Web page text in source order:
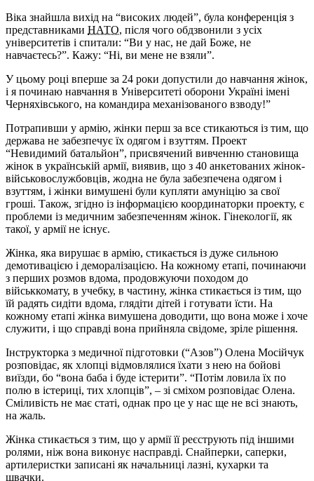
Віка знайшла вихід на “високих людей”, була конференція з
представниками НАТО, після чого обдзвонили з усіх
університетів і спитали: “Ви у нас, не дай Боже, не
навчаєтесь?”. Кажу: “Ні, ви мене не взяли”.
У цьому році вперше за 24 роки допустили до навчання жінок,
і я починаю навчання в Університеті оборони Україні імені
Черняхівського, на командира механізованого взводу!”
Потрапивши у армію, жінки перш за все стикаються із тим, що
держава не забезпечує їх одягом і взуттям. Проект
“Невидимий батальйон”, присвячений вивченню становища
жінок в українській армії, виявив, що з 40 анкетованих жінок-
військовослужбовців, жодна не була забезпечена одягом і
взуттям, і жінки вимушені були купляти амуніцію за свої
гроші. Також, згідно із інформацією координаторки проекту, є
проблеми із медичним забезпеченням жінок. Гінекології, як
такої, у армії не існує.
Жінка, яка вирушає в армію, стикається із дуже сильною
демотивацією і деморалізацією. На кожному етапі, починаючи
з перших розмов вдома, продовжуючи походом до
військкомату, в учебку, в частину, жінка стикається із тим, що
їй радять сидіти вдома, глядіти дітей і готувати їсти. На
кожному етапі жінка вимушена доводити, що вона може і хоче
служити, і що справді вона прийняла свідоме, зріле рішення.
Інструкторка з медичної підготовки (“Азов”) Олена Мосійчук
розповідає, як хлопці відмовлялися їхати з нею на бойові
виїзди, бо “вона баба і буде істерити”. “Потім ловила їх по
полю в істериці, тих хлопців”, – зі сміхом розповідає Олена.
Сміливість не має статі, однак про це у нас ще не всі знають,
на жаль.
Жінка стикається з тим, що у армії її реєструють під іншими
ролями, ніж вона виконує насправді. Снайперки, саперки,
артилеристки записані як начальниці лазні, кухарки та
швачки.